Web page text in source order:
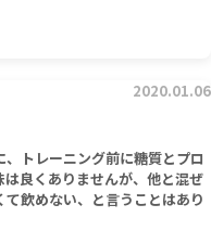
2020.01.06
トレーニング前に糖質とプロ
良くありませんが、他と混ぜ
飲めない、と言うことはあり